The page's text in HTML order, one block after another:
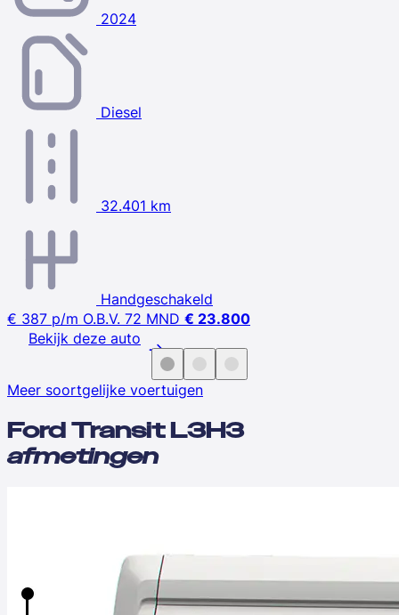
2024
Diesel
32.401 km
Handgeschakeld
€ 387 p/m O.B.V. 72 MND € 23.800
Bekijk deze auto
Meer soortgelijke voertuigen
Ford Transit L3H3
afmetingen